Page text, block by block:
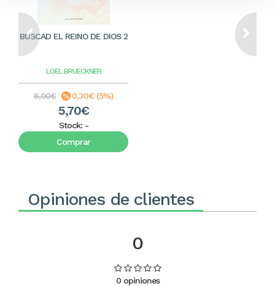
BUSCAD EL REINO DE DIOS 2
LOEL BRUECKNER
6,00€ 0,30€ (5%)
5,70€
Stock: -
Comprar
Opiniones de clientes
0
0 opiniones